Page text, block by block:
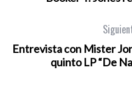
Entrevista con Mister
quinto LP “De